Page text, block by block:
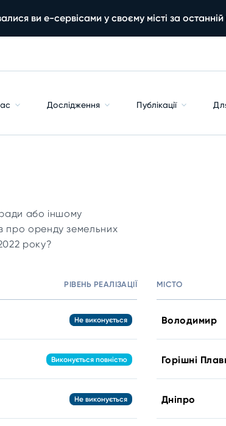
ви е-сервісами у своєму місті за останній
Дослідження Публікації
або іншому
про оренду земельних
року?
РІВЕНЬ РЕАЛІЗАЦІЇ
Не виконується
Виконується повністю
Не виконується
МІСТО
Володимир
Горішні
Дніпро